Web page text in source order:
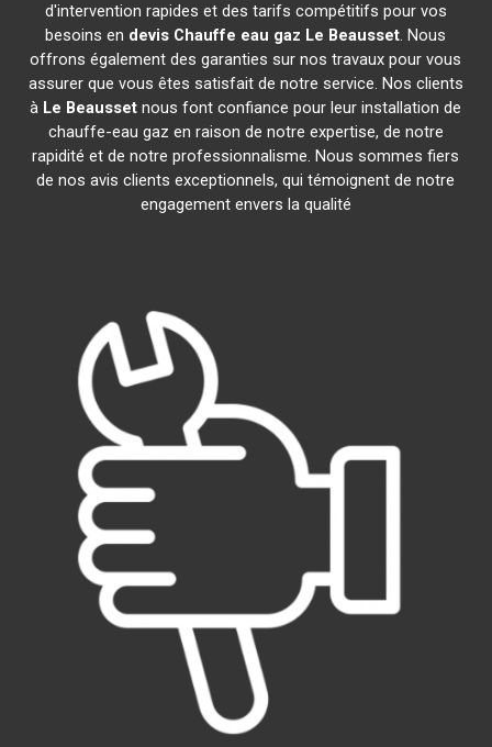
d'intervention rapides et des tarifs compétitifs pour vos
besoins en devis Chauffe eau gaz Le Beausset. Nous
offrons également des garanties sur nos travaux pour vous
assurer que vous êtes satisfait de notre service. Nos clients
à Le Beausset nous font confiance pour leur installation de
chauffe-eau gaz en raison de notre expertise, de notre
rapidité et de notre professionnalisme. Nous sommes fiers
de nos avis clients exceptionnels, qui témoignent de notre
engagement envers la qualité